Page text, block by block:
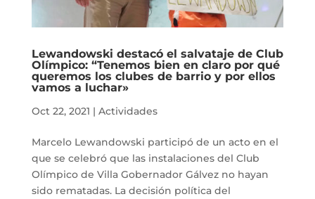
Lewandowski destacó el salvataje de Club
Olímpico: “Tenemos bien en claro por qué
queremos los clubes de barrio y por ellos
vamos a luchar»
Oct 22, 2021 | Actividades
Marcelo Lewandowski participó de un acto en el
que se celebró que las instalaciones del Club
Olímpico de Villa Gobernador Gálvez no hayan
sido rematadas. La decisión política del